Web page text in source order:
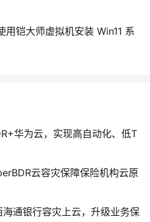
铠大师虚拟机安装 Win11 系
华为云，实现高自动化、低T
云容灾保障保险机构云原
通银行容灾上云，升级业务保